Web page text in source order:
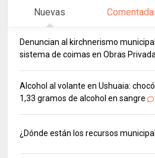
Nuevas
Denuncian al kirchnerismo
sistema de coimas en Obras
Alcohol al volante en Ushuaia:
1,33 gramos de alcohol en sangre
¿Dónde están los recursos